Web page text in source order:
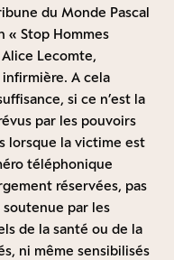
du Monde Pascal
« Stop Hommes
Lecomte,
infirmière. A cela
si ce n’est la
par les pouvoirs
lorsque la victime est
téléphonique
réservées, pas
soutenue par les
de la santé ou de la
ni même sensibilisés